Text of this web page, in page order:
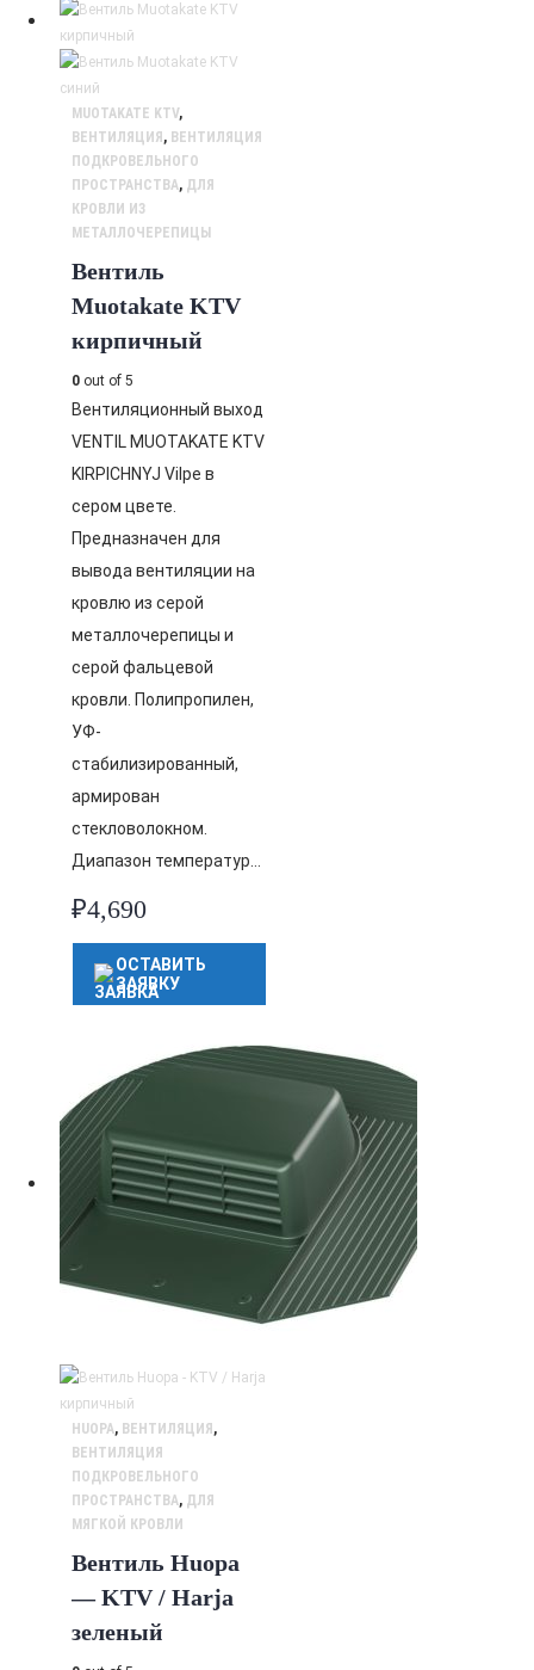
MUOTAKATE KTV,
ВЕНТИЛЯЦИЯ , ВЕНТИЛЯЦИЯ
ПОДКРОВЕЛЬНОГО
ПРОСТРАНСТВА, ДЛЯ
КРОВЛИ ИЗ
МЕТАЛЛОЧЕРЕПИЦЫ
Вентиль
Muotakate KTV
кирпичный
0 out of 5
Вентиляционный выход
VENTIL MUOTAKATE KTV
KIRPICHNYJ Vilpe в
сером цвете.
Предназначен для
вывода вентиляции на
кровлю из серой
металлочерепицы и
серой фальцевой
кровли. Полипропилен,
УФ-
стабилизированный,
армирован
стекловолокном.
Диапазон температур…
₽4,690
ОСТАВИТЬ
ЗАЯВКУ
HUOPA, ВЕНТИЛЯЦИЯ ,
ВЕНТИЛЯЦИЯ
ПОДКРОВЕЛЬНОГО
ПРОСТРАНСТВА, ДЛЯ
МЯГКОЙ КРОВЛИ
Вентиль Huopa
— KTV / Harja
зеленый